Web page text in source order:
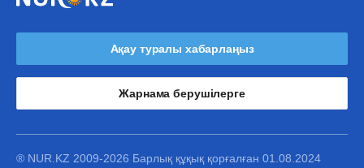
Ақау туралы хабарлаңыз
Жарнама берушілерге
® NUR.KZ 2009-2026 Барлық құқық қорғалған 01.08.2024